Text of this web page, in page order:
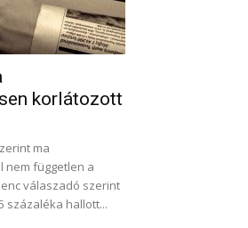
korlátozott
ma
nem független a
válaszadó szerint
százaléka hallott...